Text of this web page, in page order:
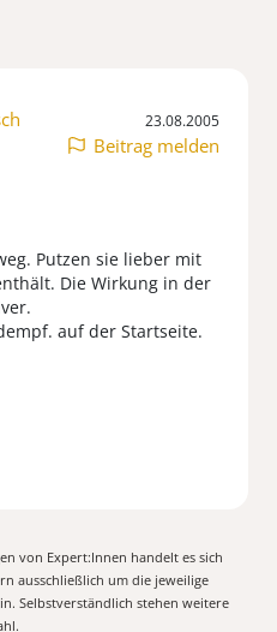
23.08.2005
Beitrag melden
Putzen sie lieber mit
Die Wirkung in der
auf der Startseite.
von Expert:Innen handelt es sich
ausschließlich um die jeweilige
Selbstverständlich stehen weitere